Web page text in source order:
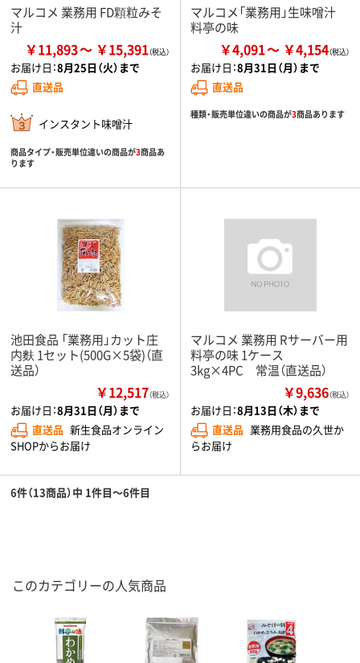
マルコメ 業務用 FD顆粒みそ
汁
￥11,893 ￥15,391
お届け日：8月25日（火）まで
直送品
インスタント味噌汁
商品タイプ・販売単位違いの商品が3商品あ
ります
マルコメ「業務用」生味噌汁
料亭の味
￥4,091 ￥4,154
お届け日：8月31日（月）まで
直送品
種類・販売単位違いの商品が3商品あります
池田食品 「業務用」カット庄
内麩 1セット(500G×5袋)（直
送品）
￥12,517（税込）
お届け日：8月31日（月）まで
直送品 新生食品オンライン
SHOPからお届け
マルコメ 業務用 Rサーバー用
料亭の味 1ケース
3kg×4PC 常温（直送品）
￥9,636（税込）
お届け日：8月13日（木）まで
直送品 業務用食品の久世か
らお届け
6件（13商品）中 1件目～6件目
このカテゴリーの人気商品